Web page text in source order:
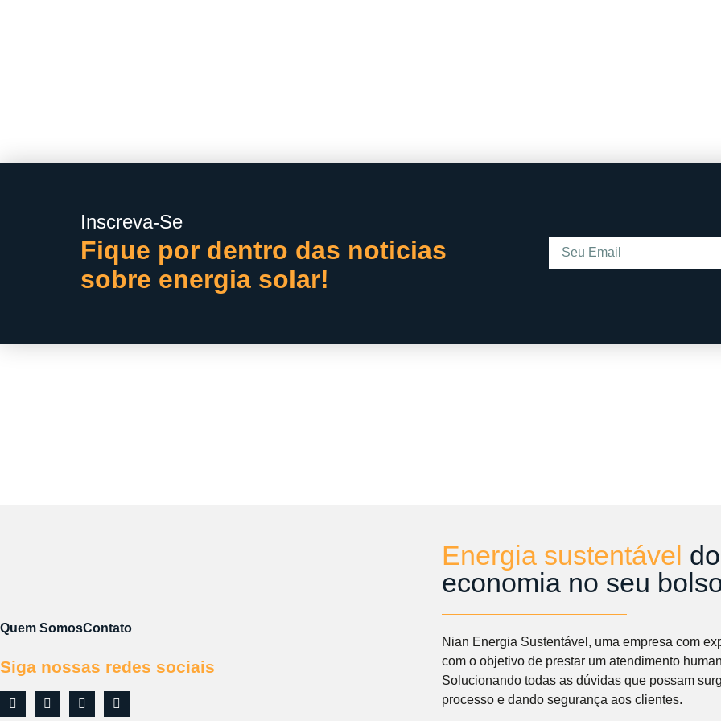
Inscreva-Se
Fique por dentro das noticias
sobre energia solar!
Quem SomosContato
Siga nossas redes sociais
Energia sustentável
economia no seu
Nian Energia Sustentável, uma empresa com
com o objetivo de prestar um atendimento
Solucionando todas as dúvidas que possam
processo e dando segurança aos clientes.